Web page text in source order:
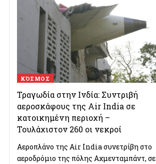
ΚΌΣΜΟΣ
Τραγωδία στην Ινδία: Συντριβή
αεροσκάφους της Air India σε
κατοικημένη περιοχή –
Τουλάχιστον 260 οι νεκροί
Αεροπλάνο της Air India συνετρίβη στο
αεροδρόμιο της πόλης Αχμενταμπάντ, σε